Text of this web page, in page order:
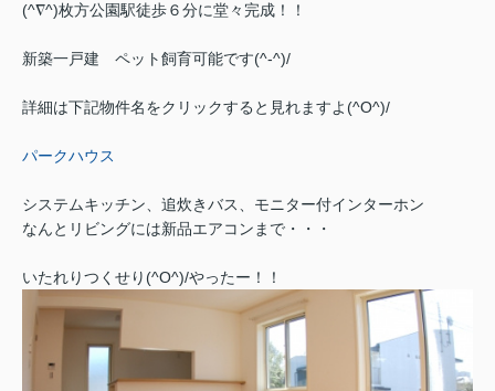
(^∇^)枚方公園駅徒歩６分に堂々完成！！
新築一戸建 ペット飼育可能です(^-^)/
詳細は下記物件名をクリックすると見れますよ(^O^)/
パークハウス
システムキッチン、追炊きバス、モニター付インターホン
なんとリビングには新品エアコンまで・・・
いたれりつくせり(^O^)/やったー！！